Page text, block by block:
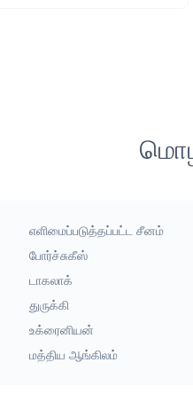
எளிமைப்படுத்தப்பட்ட சீனம்
போர்ச்சுகீஸ்
டாகலாக்
துருக்கி
உக்ரைனியன்
மத்திய ஆங்கிலம்